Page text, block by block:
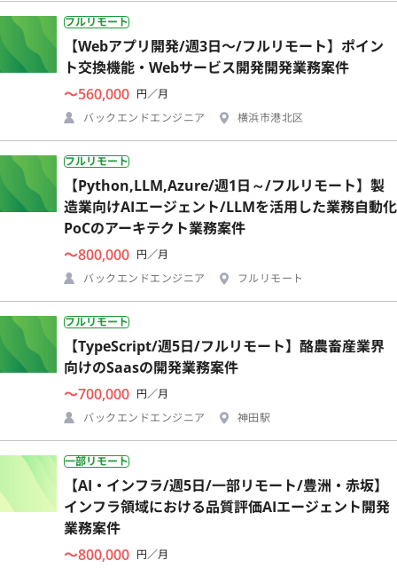
フルリモート
【Webアプリ開発/週3日〜/フルリモート】ポイン
ト交換機能・Webサービス開発開発業務案件
〜560,000 円／月
バックエンドエンジニア
横浜市港北区
フルリモート
【Python,LLM,Azure/週1日～/フルリモート】製
造業向けAIエージェント/LLMを活用した業務自動化
PoCのアーキテクト業務案件
〜800,000 円／月
バックエンドエンジニア
フルリモート
フルリモート
【TypeScript/週5日/フルリモート】酪農畜産業界
向けのSaasの開発業務案件
〜700,000 円／月
バックエンドエンジニア
神田駅
一部リモート
【AI・インフラ/週5日/一部リモート/豊洲・赤坂】
インフラ領域における品質評価AIエージェント開発
業務案件
〜800,000 円／月